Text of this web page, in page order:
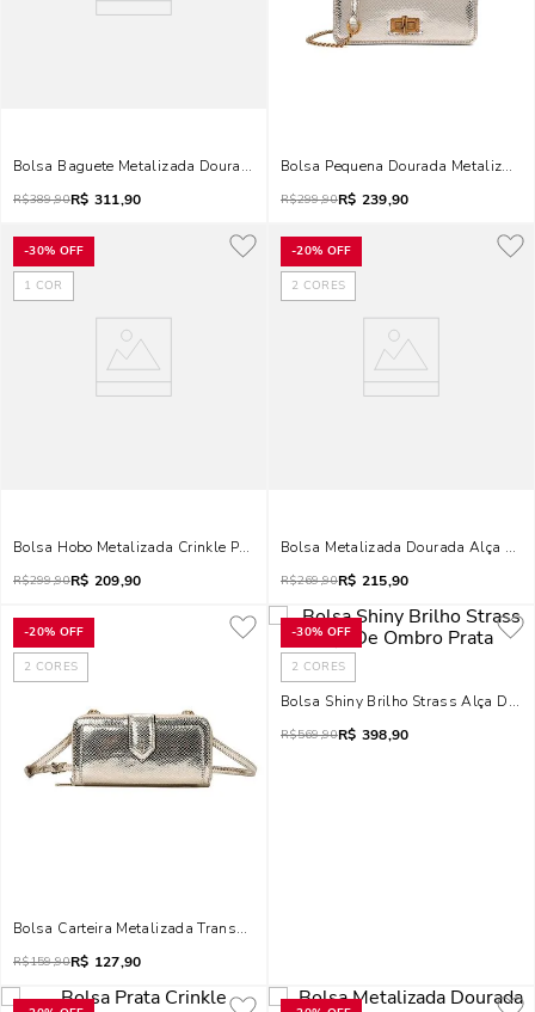
Bolsa Baguete Metalizada Dourada Alça Dupla
R$389,90R$ 311,90
Bolsa Pequena Dourada Metalizada
R$299,90R$ 239,90
-30% OFF
1 COR
Bolsa Hobo Metalizada Crinkle Prata Alça De Ombro
R$299,90R$ 209,90
-20% OFF
2 CORES
Bolsa Metalizada Dourada Alça
R$269,90R$ 215,90
-20% OFF
2 CORES
Bolsa Carteira Metalizada Transversal Dourada
R$159,90R$ 127,90
-30% OFF
2 CORES
Bolsa Shiny Brilho Strass Alça De
R$569,90R$ 398,90